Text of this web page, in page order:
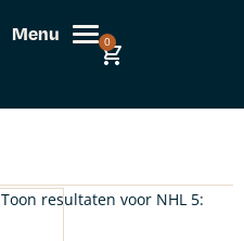
Menu 0
Toon resultaten voor NHL 5: